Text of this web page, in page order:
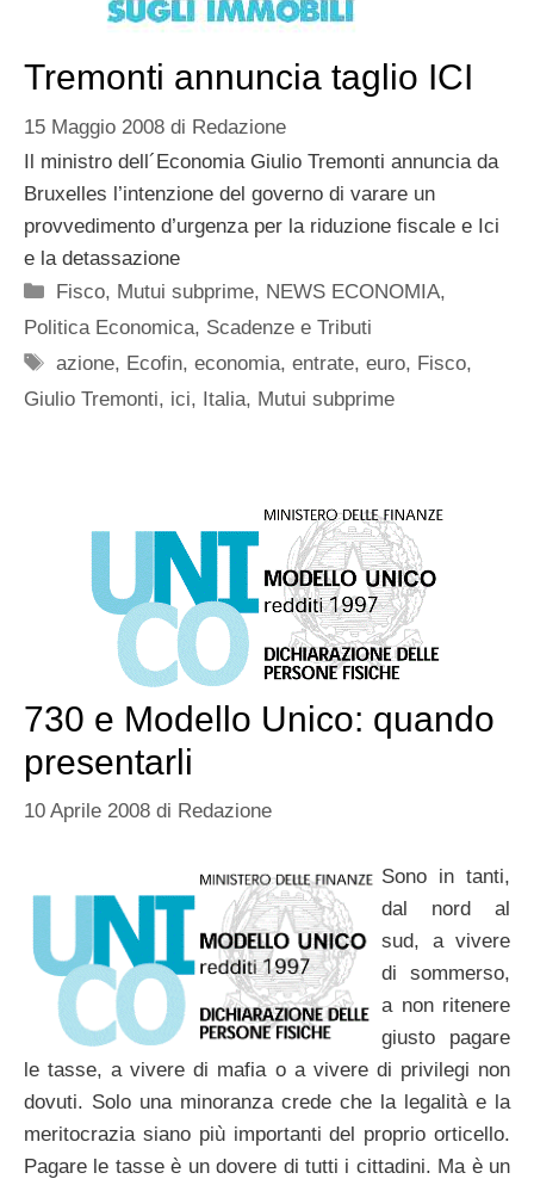
Tremonti annuncia taglio ICI
15 Maggio 2008 di Redazione
Il ministro dell´Economia Giulio Tremonti annuncia da
Bruxelles l’intenzione del governo di varare un
provvedimento d’urgenza per la riduzione fiscale e Ici
e la detassazione
Categorie
Fisco, Mutui subprime, NEWS ECONOMIA,
Politica Economica, Scadenze e Tributi
Tag
azione, Ecofin,economia,entrate,euro, Fisco,
Giulio Tremonti, ici, Italia, Mutui subprime
730 e Modello Unico: quando
presentarli
10 Aprile 2008 di Redazione
Sono in tanti,
dal nord al
sud, a vivere
di sommerso,
a non ritenere
giusto pagare
le tasse, a vivere di mafia o a vivere di privilegi non
dovuti. Solo una minoranza crede che la legalità e la
meritocrazia siano più importanti del proprio orticello.
Pagare le tasse è un dovere di tutti i cittadini. Ma è un